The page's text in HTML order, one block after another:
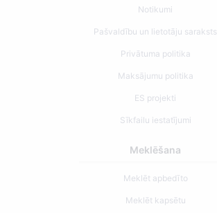
Notikumi
Pašvaldību un lietotāju saraksts
Privātuma politika
Maksājumu politika
ES projekti
Sīkfailu iestatījumi
Meklēšana
Meklēt apbedīto
Meklēt kapsētu